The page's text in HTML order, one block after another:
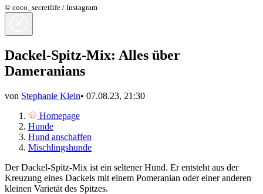
© coco_secretlife / Instagram
Dackel-Spitz-Mix: Alles über
Dameranians
von Stephanie Klein• 07.08.23, 21:30
Homepage
Hunde
Hund anschaffen
Mischlingshunde
Der Dackel-Spitz-Mix ist ein seltener Hund. Er entsteht aus der
Kreuzung eines Dackels mit einem Pomeranian oder einer anderen
kleinen Varietät des Spitzes.